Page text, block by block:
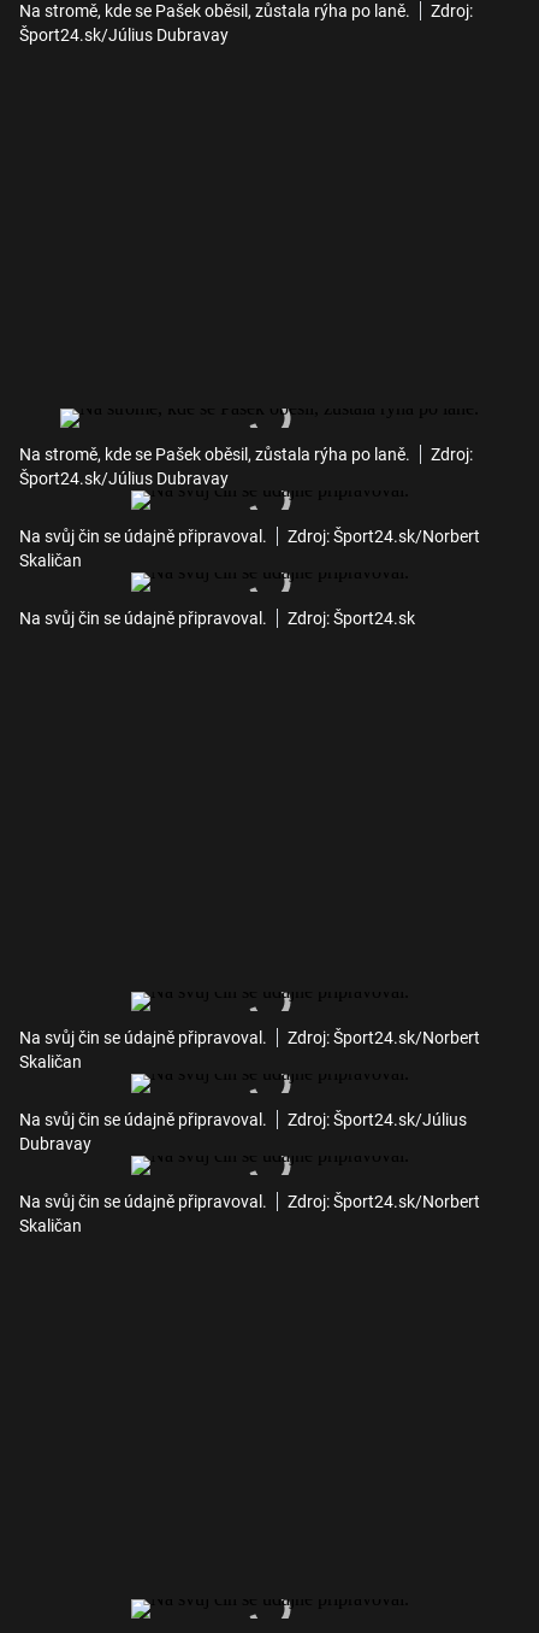
Na stromě, kde se Pašek oběsil, zůstala rýha po laně.
Zdroj:
Šport24.sk/Július Dubravay
Na stromě, kde se Pašek oběsil, zůstala rýha po laně.
Zdroj:
Šport24.sk/Július Dubravay
Na svůj čin se údajně připravoval.
Zdroj: Šport24.sk/Norbert
Skaličan
Na svůj čin se údajně připravoval. Zdroj: Šport24.sk
Na svůj čin se údajně připravoval.
Zdroj: Šport24.sk/Norbert
Skaličan
Na svůj čin se údajně připravoval.
Zdroj: Šport24.sk/Július
Dubravay
Na svůj čin se údajně připravoval.
Zdroj: Šport24.sk/Norbert
Skaličan